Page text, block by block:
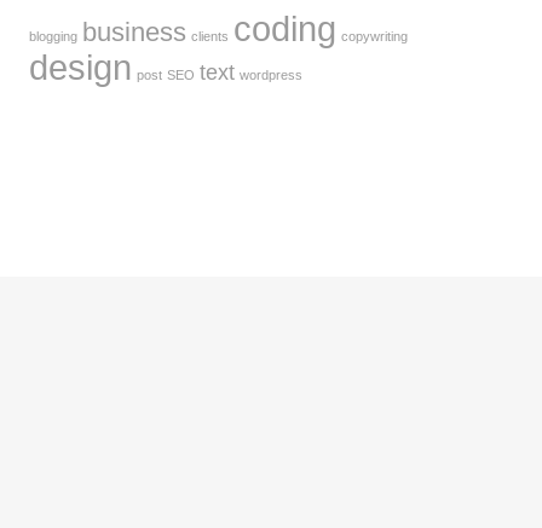
blogging business clients coding copywriting
design post SEO text wordpress